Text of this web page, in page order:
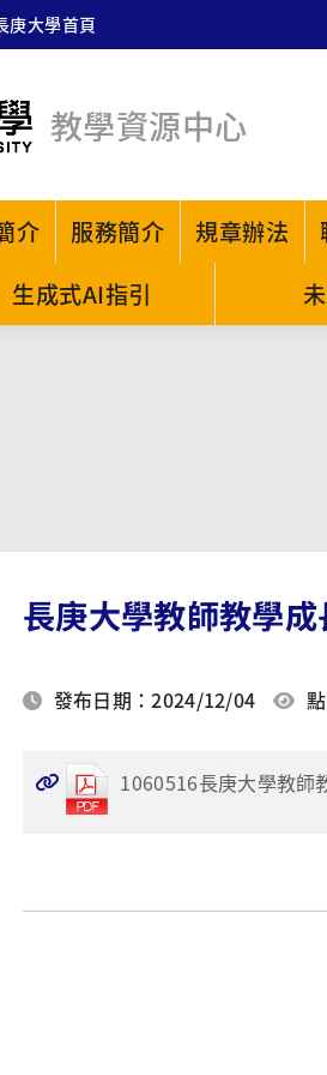
庚大學首頁
教學資源中心
介 服務簡介 規章辦法
生成式AI指引
長庚大學教師教學
發布日期：2024/12/04
1060516長庚大學教師